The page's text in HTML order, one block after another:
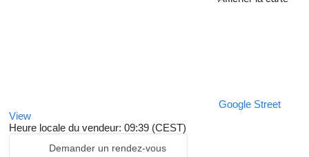
Google Street
View
Heure locale du vendeur: 09:39 (CEST)
Demander un rendez-vous